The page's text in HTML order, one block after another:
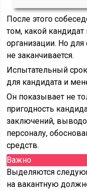
После этого
том, какой
организации. Но
не заканчивается.
Испытательный
для кандидата и
Он показывает не
пригодность
заключений,
персоналу,
средств.
Важно
Выделяются
на вакантную